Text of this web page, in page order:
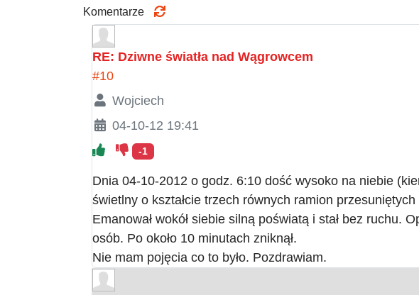
Komentarze
RE: Dziwne światła nad Wągrowcem
#10
Wojciech
04-10-12 19:41
-1
Dnia 04-10-2012 o godz. 6:10 dość wysoko na niebie
świetlny o kształcie trzech równych ramion
Emanował wokół siebie silną poświatą i stał bez ruchu.
osób. Po około 10 minutach zniknął.
Nie mam pojęcia co to było. Pozdrawiam.